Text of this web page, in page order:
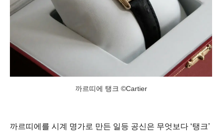
까르띠에 탱크 ©Cartier
까르띠에를 시계 명가로 만든 일등 공신은 무엇보다 ‘탱크’